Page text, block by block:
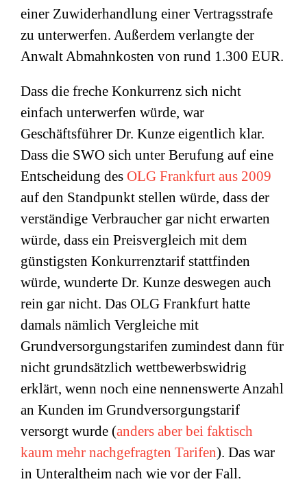
einer Zuwiderhandlung einer Vertragsstrafe
zu unterwerfen. Außerdem verlangte der
Anwalt Abmahnkosten von rund 1.300 EUR.
Dass die freche Konkurrenz sich nicht
einfach unterwerfen würde, war
Geschäftsführer Dr. Kunze eigentlich klar.
Dass die SWO sich unter Berufung auf eine
Entscheidung des OLG Frankfurt aus 2009
auf den Standpunkt stellen würde, dass der
verständige Verbraucher gar nicht erwarten
würde, dass ein Preisvergleich mit dem
günstigsten Konkurrenztarif stattfinden
würde, wunderte Dr. Kunze deswegen auch
rein gar nicht. Das OLG Frankfurt hatte
damals nämlich Vergleiche mit
Grundversorgungstarifen zumindest dann für
nicht grundsätzlich wettbewerbswidrig
erklärt, wenn noch eine nennenswerte Anzahl
an Kunden im Grundversorgungstarif
versorgt wurde (anders aber bei faktisch
kaum mehr nachgefragten Tarifen). Das war
in Unteraltheim nach wie vor der Fall.